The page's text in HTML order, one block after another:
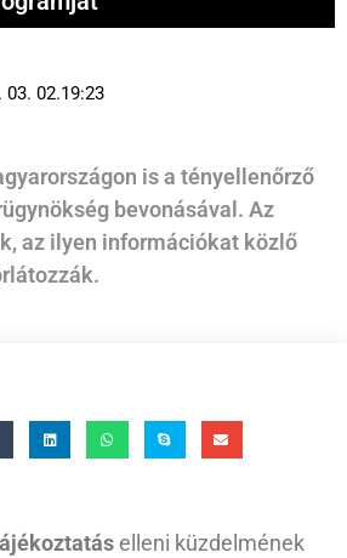
03. 02.19:23
is a tényellenőrző
bevonásával. Az
az ilyen információkat közlő
elleni küzdelmének